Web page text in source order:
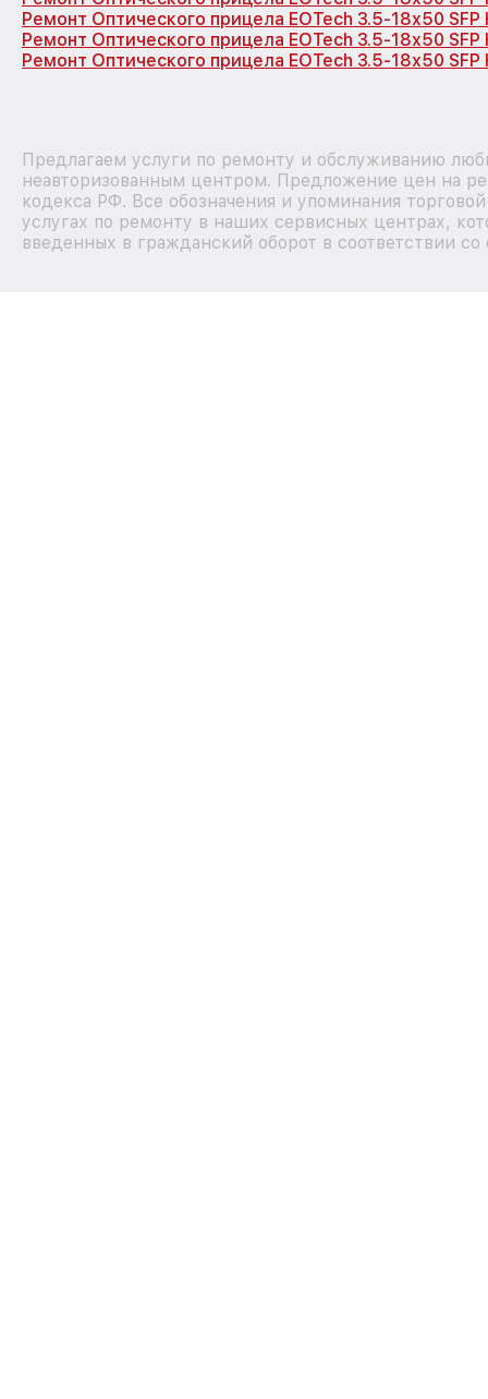
Ремонт Оптического прицела EOTech 3.5-18x50
Ремонт Оптического прицела EOTech 3.5-18x50
Ремонт Оптического прицела EOTech 3.5-18x50 SFP
Предлагаем услуги по ремонту и обслуживанию
неавторизованным центром. Предложение цен на
кодекса РФ. Все обозначения и упоминания
услугах по ремонту в наших сервисных центрах,
введенных в гражданский оборот в соответствии